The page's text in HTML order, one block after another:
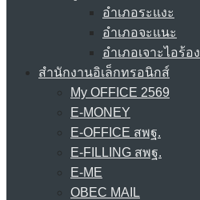
อำเภอระแงะ
อำเภอจะแนะ
อำเภอเจาะไอร้อง
สำนักงานอิเล็กทรอนิกส์
My OFFICE 2569
E-MONEY
E-OFFICE สพฐ.
E-FILLING สพฐ.
E-ME
OBEC MAIL